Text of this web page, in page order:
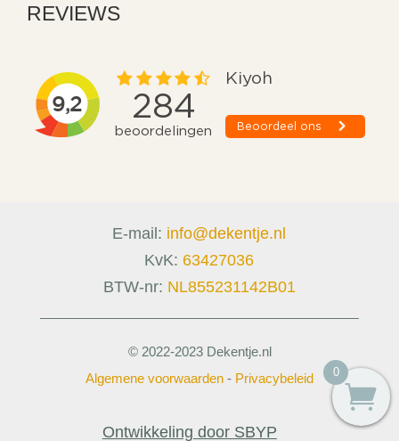
REVIEWS
E-mail: info@dekentje.nl
KvK: 63427036
BTW-nr: NL855231142B01
© 2022-2023 Dekentje.nl
Algemene voorwaarden - Privacybeleid
Ontwikkeling door SBYP
0